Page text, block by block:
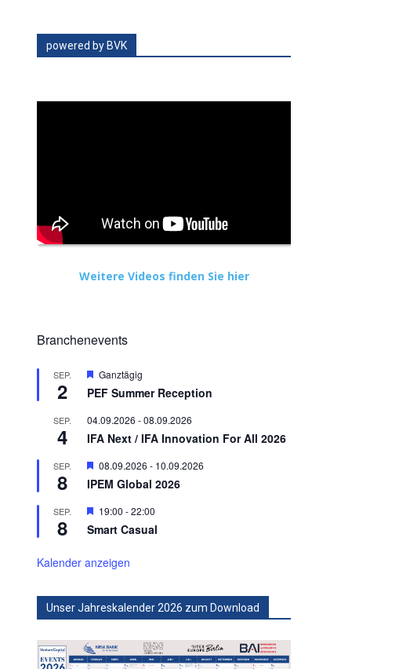
powered by BVK
Weitere Videos finden Sie hier
Branchenevents
SEP.
2
Hervorgehoben
Ganztägig
PEF Summer Reception
SEP.
4
04.09.2026 -08.09.2026
IFA Next / IFA Innovation For All 2026
SEP.
8
Hervorgehoben
08.09.2026 - 10.09.2026
IPEM Global 2026
SEP.
8
Hervorgehoben
19:00 -22:00
Smart Casual
Kalender anzeigen
Unser Jahreskalender 2026 zum Download